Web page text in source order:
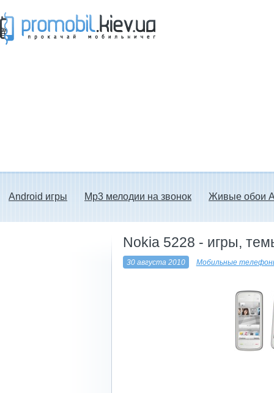
Android игры Mp3 мелодии на звонок Живые обои
Nokia 5228 - игры,
30 августа 2010 Мобильные